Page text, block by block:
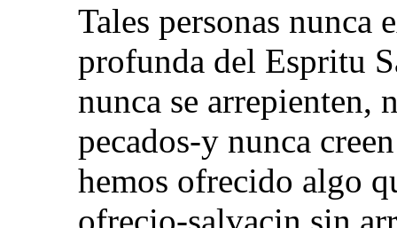
Tales personas nunca
profunda del Espritu
nunca se arrepienten,
pecados-y nunca
hemos ofrecido algo